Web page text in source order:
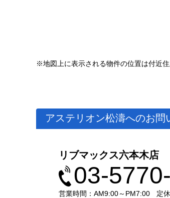
※地図上に表示される物件の位置は付近
アステリオン松濤へのお問
リブマックス六本木店
03-
営業時間：AM9:00～PM7:00 定